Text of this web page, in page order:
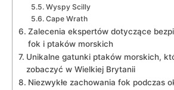
Wyspy Scilly
Cape Wrath
Zalecenia ekspertów dotyczące
fok i ptaków morskich
Unikalne​ gatunki ptaków morskich,
zobaczyć w Wielkiej Brytanii
Niezwykłe ‌zachowania fok podczas